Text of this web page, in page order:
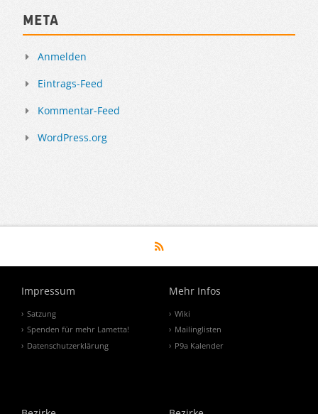
Meta
Anmelden
Eintrags-Feed
Kommentar-Feed
WordPress.org
Impressum
Satzung
Spenden für mehr Lametta!
Datenschutzerklärung
Mehr Infos
Wiki
Mailinglisten
P9a Kalender